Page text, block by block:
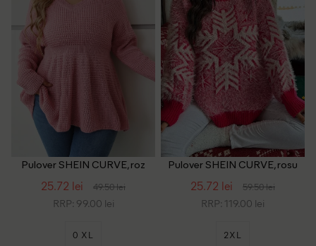
Pulover SHEIN CURVE, roz
25.72 lei 49.50 lei
RRP: 99.00 lei
0 XL
Pulover SHEIN CURVE, rosu
25.72 lei 59.50 lei
RRP: 119.00 lei
2XL